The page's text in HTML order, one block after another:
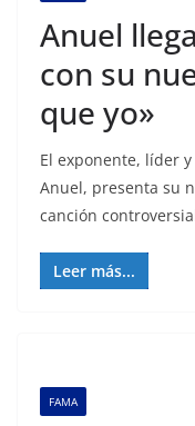
Anuel
con su
que yo»
El exponente, líder
Anuel, presenta su
canción
Leer más...
FAMA